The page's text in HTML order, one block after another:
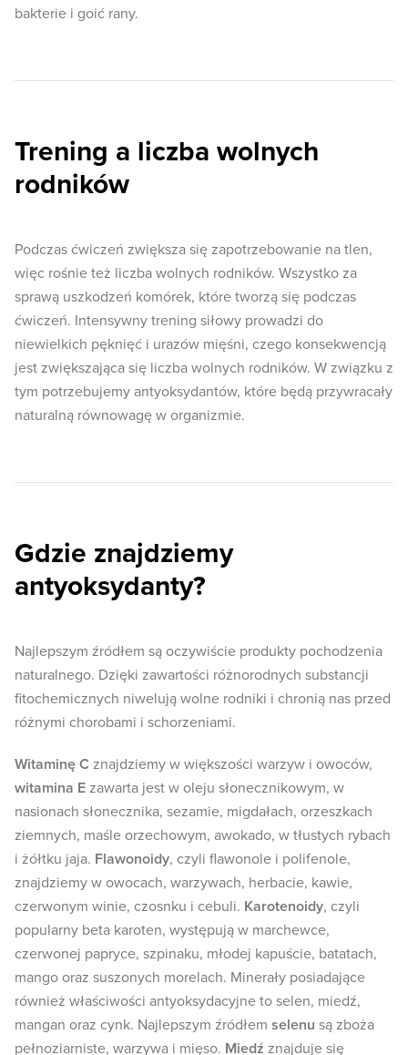
bakterie i goić rany.
Trening a liczba wolnych
rodników
Podczas ćwiczeń zwiększa się zapotrzebowanie na tlen,
więc rośnie też liczba wolnych rodników. Wszystko za
sprawą uszkodzeń komórek, które tworzą się podczas
ćwiczeń. Intensywny trening siłowy prowadzi do
niewielkich pęknięć i urazów mięśni, czego konsekwencją
jest zwiększająca się liczba wolnych rodników. W związku z
tym potrzebujemy antyoksydantów, które będą przywracały
naturalną równowagę w organizmie.
Gdzie znajdziemy
antyoksydanty?
Najlepszym źródłem są oczywiście produkty pochodzenia
naturalnego. Dzięki zawartości różnorodnych substancji
fitochemicznych niwelują wolne rodniki i chronią nas przed
różnymi chorobami i schorzeniami.
Witaminę C znajdziemy w większości warzyw i owoców,
witamina E zawarta jest w oleju słonecznikowym, w
nasionach słonecznika, sezamie, migdałach, orzeszkach
ziemnych, maśle orzechowym, awokado, w tłustych rybach
i żółtku jaja. Flawonoidy, czyli flawonole i polifenole,
znajdziemy w owocach, warzywach, herbacie, kawie,
czerwonym winie, czosnku i cebuli. Karotenoidy, czyli
popularny beta karoten, występują w marchewce,
czerwonej papryce, szpinaku, młodej kapuście, batatach,
mango oraz suszonych morelach. Minerały posiadające
również właściwości antyoksydacyjne to selen, miedź,
mangan oraz cynk. Najlepszym źródłem selenu są zboża
pełnoziarniste, warzywa i mięso. Miedź znajduje się